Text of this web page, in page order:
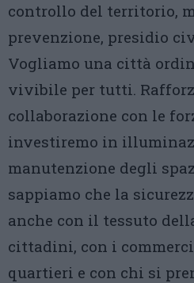
controllo del territorio,
prevenzione, presidio
Vogliamo una città
vivibile per tutti.
collaborazione con le
investiremo in
manutenzione degli
sappiamo che la
anche con il tessuto
cittadini, con i
quartieri e con chi si